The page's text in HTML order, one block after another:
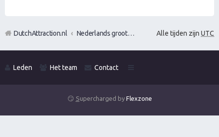
Alle tijden zijn UTC
DutchAttraction.nl Nederlands grootste Dutch Attraction, Lifestyle, Vrouwen versieren en Pick-Up (PUA) Forum
Leden Het team Contact
😏 Supercharged by Flexzone